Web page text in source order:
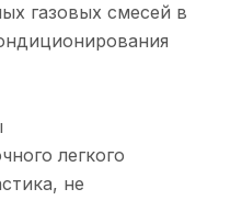
газовых смесей в
легкого
не